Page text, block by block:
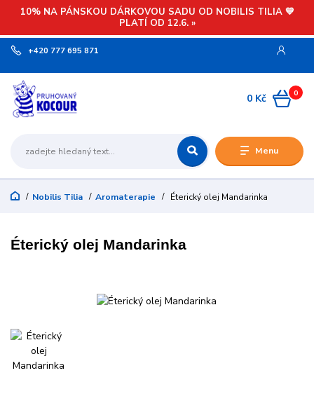
10% NA PÁNSKOU DÁRKOVOU SADU OD NOBILIS TILIA 💙
PLATÍ OD 12.6. »
Menu
+420 777 695 871
0
0 Kč
Nobilis Tilia Aromaterapie Éterický olej Mandarinka
Éterický olej Mandarinka